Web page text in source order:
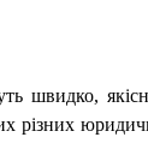
швидко,
різних